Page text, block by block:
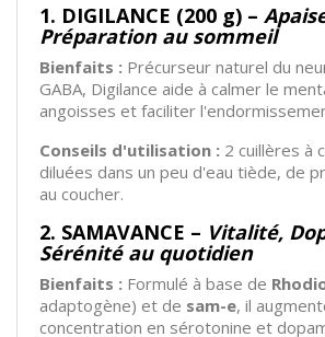
1. DIGILANCE (200 g) –
Préparation au sommeil
Bienfaits : Précurseur naturel du
GABA, Digilance aide à calmer le
angoisses et faciliter
Conseils d'utilisation : 2 cuillères à
diluées dans un peu d'eau tiède, de
au coucher.
2. SAMAVANCE – Vitalité,
Sérénité au quotidien
Bienfaits : Formulé à base de
adaptogène) et de sam-e, il
concentration en sérotonine et